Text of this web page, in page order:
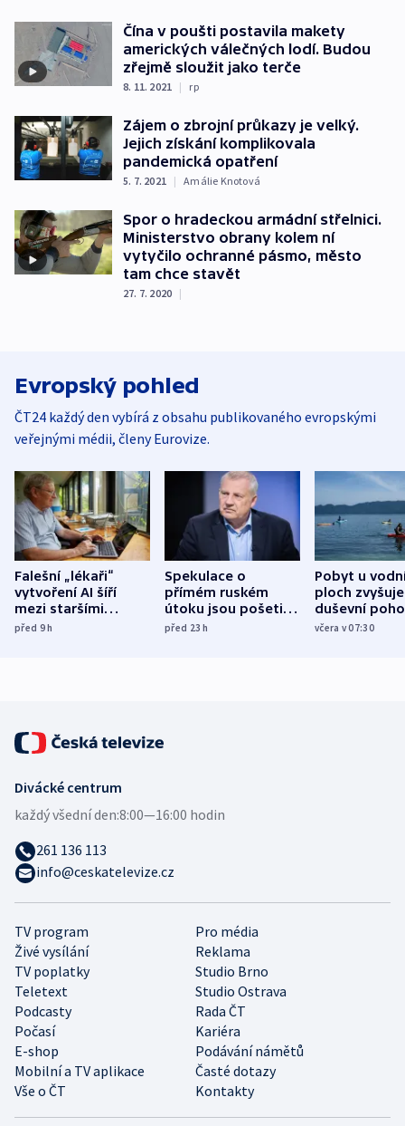
Čína v poušti postavila makety
amerických válečných lodí. Budou
zřejmě sloužit jako terče
8. 11. 2021 | rp
Zájem o zbrojní průkazy je velký.
Jejich získání komplikovala
pandemická opatření
5. 7. 2021 | Amálie Knotová
Spor o hradeckou armádní střelnici.
Ministerstvo obrany kolem ní
vytyčilo ochranné pásmo, město
tam chce stavět
27. 7. 2020 |
Evropský pohled
ČT24 každý den vybírá z obsahu publikovaného evropskými
veřejnými médii, členy Eurovize.
Falešní „lékaři“
vytvoření AI šíří
mezi staršími
Poláky nebezpečné
před 9h
Spekulace o
přímém ruském
útoku jsou pošetilé,
míní estonský
před 23h
Pobyt u
ploch zvyšuje
duševní
ukázala
včera v 07:30
TV program
Pro média
Živé vysílání
Reklama
TV poplatky
Studio Brno
Teletext
Studio Ostrava
Podcasty
Rada ČT
Počasí
Kariéra
E-shop
Podávání námětů
Mobilní a TV aplikace
Časté dotazy
Vše o ČT
Kontakty
Divácké centrum
každý všední den:8:00—16:00 hodin
261 136 113
info@ceskatelevize.cz